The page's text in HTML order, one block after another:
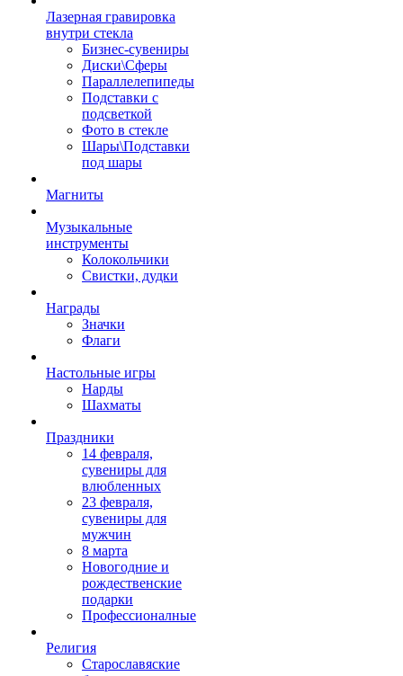
Лазерная гравировка
внутри стекла
Бизнес-сувениры
Диски\Сферы
Параллелепипеды
Подставки с
подсветкой
Фото в стекле
Шары\Подставки
под шары
Магниты
Музыкальные
инструменты
Колокольчики
Свистки, дудки
Награды
Значки
Флаги
Настольные игры
Нарды
Шахматы
Праздники
14 февраля,
сувениры для
влюбленных
23 февраля,
сувениры для
мужчин
8 марта
Новогодние и
рождественские
подарки
Профессионалные
Религия
Старославяские